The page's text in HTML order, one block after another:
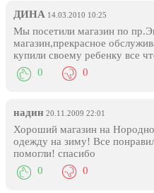
ДИНА 14.03.2010 10:25
Мы посетили магазин по
магазин,прекрасное
купили своему ребенку все
0 0
надин 20.11.2009 22:01
Хороший магазин на
одежду на зиму! Все
помогли! спасибо
0 0